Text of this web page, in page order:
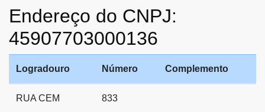
Endereço do CNPJ:
45907703000136
Logradouro Número Complemento
RUA CEM 833